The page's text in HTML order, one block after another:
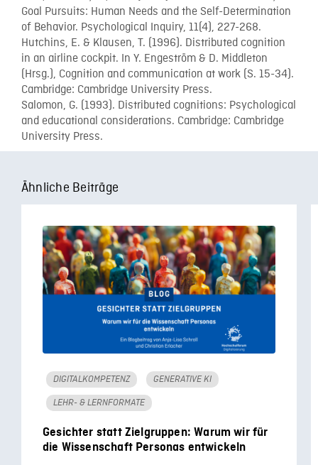
Goal Pursuits: Human Needs and the Self-Determination
of Behavior. Psychological Inquiry, 11(4), 227-268.
Hutchins, E. & Klausen, T. (1996). Distributed cognition
in an airline cockpit. In Y. Engeström & D. Middleton
(Hrsg.), Cognition and communication at work (S. 15-34).
Cambridge: Cambridge University Press.
Salomon, G. (1993). Distributed cognitions: Psychological
and educational considerations. Cambridge: Cambridge
University Press.
Ähnliche Beiträge
DIGITALKOMPETENZ GENERATIVE KI
LEHR- & LERNFORMATE
Gesichter statt Zielgruppen: Warum wir für
die Wissenschaft Personas entwickeln